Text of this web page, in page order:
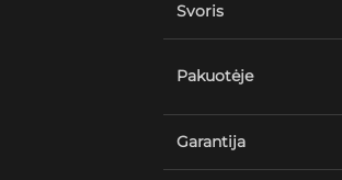
Svoris
Pakuotėje
Garantija